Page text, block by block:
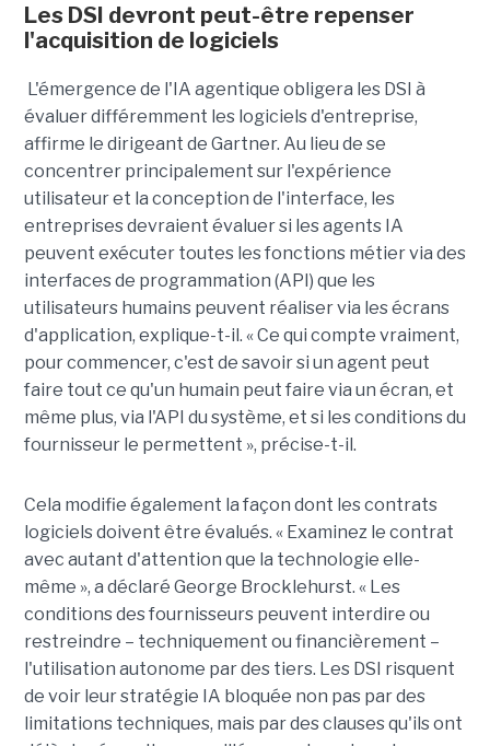
Les DSI devront peut-être repenser
l'acquisition de logiciels
L'émergence de l'IA agentique obligera les DSI à
évaluer différemment les logiciels d'entreprise,
affirme le dirigeant de Gartner. Au lieu de se
concentrer principalement sur l'expérience
utilisateur et la conception de l'interface, les
entreprises devraient évaluer si les agents IA
peuvent exécuter toutes les fonctions métier via des
interfaces de programmation (API) que les
utilisateurs humains peuvent réaliser via les écrans
d'application, explique-t-il. « Ce qui compte vraiment,
pour commencer, c'est de savoir si un agent peut
faire tout ce qu'un humain peut faire via un écran, et
même plus, via l'API du système, et si les conditions du
fournisseur le permettent », précise-t-il.
Cela modifie également la façon dont les contrats
logiciels doivent être évalués. « Examinez le contrat
avec autant d'attention que la technologie elle-
même », a déclaré George Brocklehurst. « Les
conditions des fournisseurs peuvent interdire ou
restreindre – techniquement ou financièrement – ​​
l'utilisation autonome par des tiers. Les DSI risquent
de voir leur stratégie IA bloquée non pas par des
limitations techniques, mais par des clauses qu'ils ont